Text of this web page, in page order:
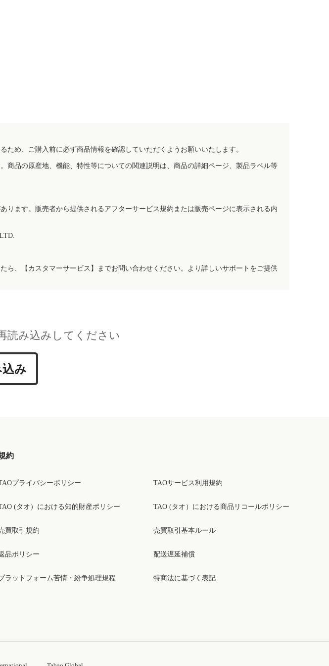
め、ご購入前に必ず商品情報を確認していただくようお願いいたします。
品の原産地、機能、特性等についての関連説明は、商品の詳細ページ、製品ラベル等
ます。販売者から提供されるアフターサービス規約または販売ページに表示される内
、【カスタマーサービス】までお問い合わせください。より詳しいサポートをご提供
読み込みしてください
み
約
プライバシーポリシー
(タオ）における知的財産ポリシー
買取引規約
品ポリシー
ラットフォーム苦情・紛争処理規程
TAOサービス利用規約
TAO (タオ）における商品リコールポリシー
売買取引基本ルール
配送遅延補償
特商法に基づく表記